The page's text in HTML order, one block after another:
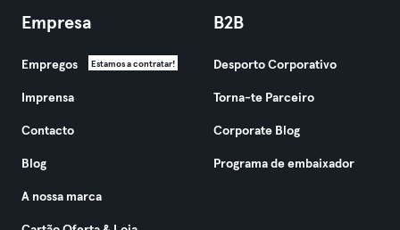
Empresa
Empregos Estamos a contratar!
Imprensa
Contacto
Blog
A nossa marca
B2B
Desporto Corporativo
Torna-te Parceiro
Corporate Blog
Programa de embaixador